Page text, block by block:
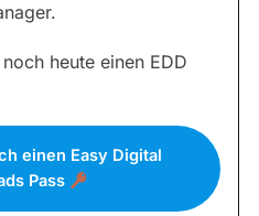
heute einen EDD
einen Easy Digital
Pass